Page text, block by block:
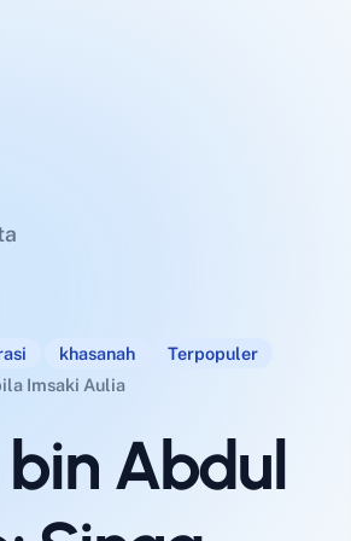
khasanah
Terpopuler
Imsaki Aulia
Abdul